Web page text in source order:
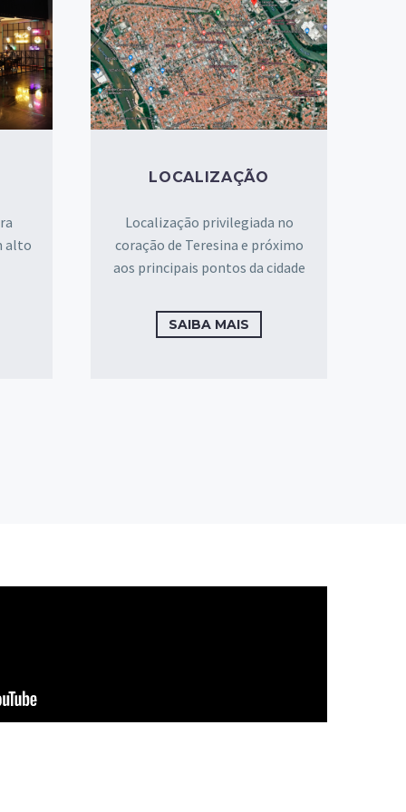
alto
LOCALIZAÇÃO
Localização privilegiada no
coração de Teresina e próximo
aos principais pontos da cidade
SAIBA MAIS